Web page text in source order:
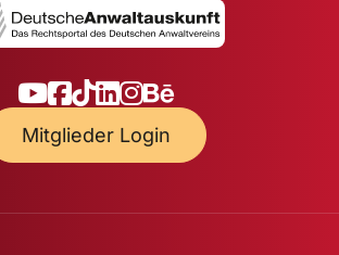
Mitglieder Login